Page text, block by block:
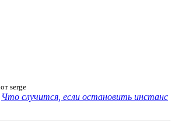
отserge
Что случится, если остановить инстанс